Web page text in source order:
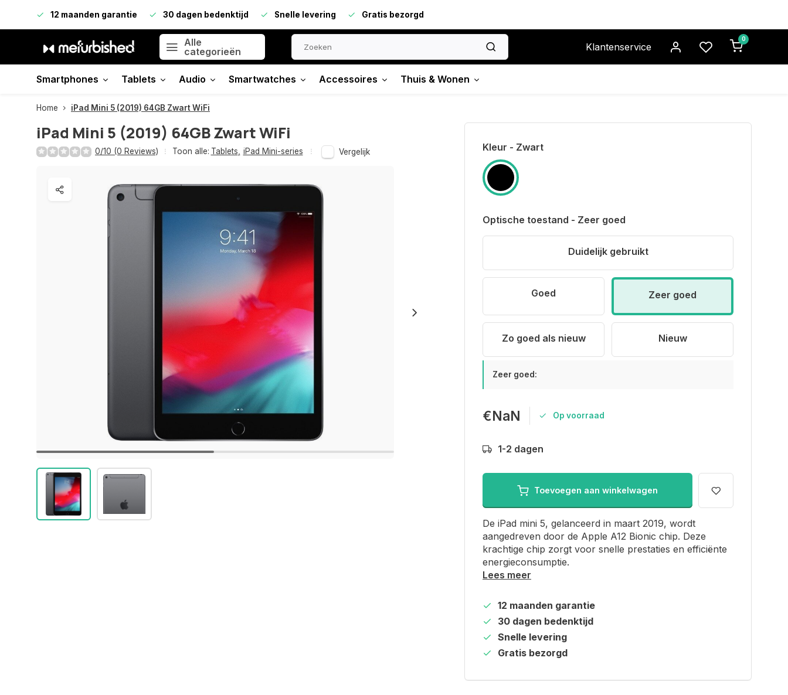
12 maanden garantie 30 dagen bedenktijd Snelle levering Gratis bezorgd
Alle
categorieën
Klantenservice
0
Smartphones Tablets Audio Smartwatches Accessoires Thuis & Wonen
Home iPad Mini 5 (2019) 64GB Zwart WiFi
iPad Mini 5 (2019) 64GB Zwart WiFi
0/10 (0 Reviews) Toon alle: Tablets iPad Mini-series Vergelijk Kleur - Zwart
Optische toestand - Zeer goed
Duidelijk gebruikt
Goed Zeer goed
Zo goed als nieuw Nieuw
Zeer goed:
€NaN Op voorraad
1-2 dagen
Toevoegen aan winkelwagen
De iPad mini 5, gelanceerd in maart 2019, wordt
aangedreven door de Apple A12 Bionic chip. Deze
krachtige chip zorgt voor snelle prestaties en efficiënte
energieconsumptie.
Lees meer
12 maanden garantie
30 dagen bedenktijd
Snelle levering
Gratis bezorgd